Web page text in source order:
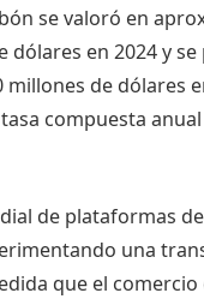
se valoró en
dólares en 2024 y
millones de dólares
compuesta
de plataformas
una
que el